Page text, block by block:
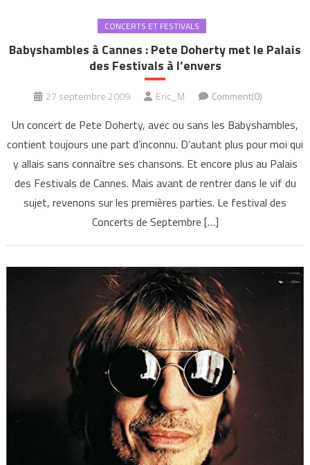
CONCERTS ET FESTIVALS
Babyshambles à Cannes : Pete Doherty met le Palais
des Festivals à l’envers
27 septembre 2009 Eric_M Comment(0)
Un concert de Pete Doherty, avec ou sans les Babyshambles,
contient toujours une part d’inconnu. D’autant plus pour moi qui
y allais sans connaître ses chansons. Et encore plus au Palais
des Festivals de Cannes. Mais avant de rentrer dans le vif du
sujet, revenons sur les premières parties. Le festival des
Concerts de Septembre […]